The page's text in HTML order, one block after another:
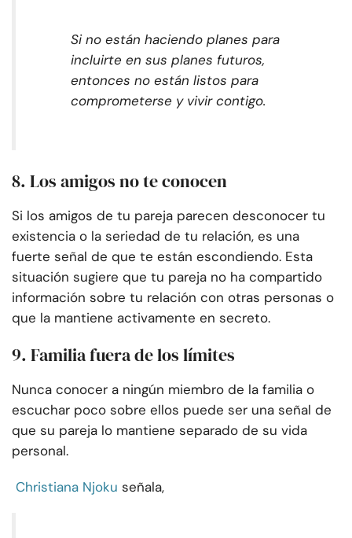
Si no están haciendo planes para
incluirte en sus planes futuros,
entonces no están listos para
comprometerse y vivir contigo.
8. Los amigos no te conocen
Si los amigos de tu pareja parecen desconocer tu
existencia o la seriedad de tu relación, es una
fuerte señal de que te están escondiendo. Esta
situación sugiere que tu pareja no ha compartido
información sobre tu relación con otras personas o
que la mantiene activamente en secreto.
9. Familia fuera de los límites
Nunca conocer a ningún miembro de la familia o
escuchar poco sobre ellos puede ser una señal de
que su pareja lo mantiene separado de su vida
personal.
Christiana Njoku señala,